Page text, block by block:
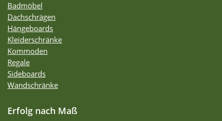
Badmöbel
Dachschrägen
Hängeboards
Kleiderschränke
Kommoden
Regale
Sideboards
Wandschränke
Erfolg nach Maß